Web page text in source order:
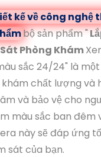
kế về công nghệ
bộ sản phẩm "
Phòng Khám
sắc 24/24" là
chất lượng và
và bảo vệ cho
màu sắc ban đêm
này sẽ đáp ứng
sát của bạn.